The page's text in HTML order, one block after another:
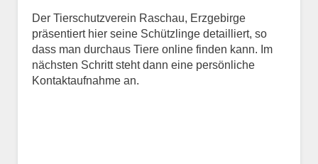
Der Tierschutzverein Raschau, Erzgebirge
präsentiert hier seine Schützlinge detailliert, so
dass man durchaus Tiere online finden kann. Im
nächsten Schritt steht dann eine persönliche
Kontaktaufnahme an.